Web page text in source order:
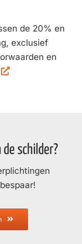
de 20% en
exclusief
en
de schilder?